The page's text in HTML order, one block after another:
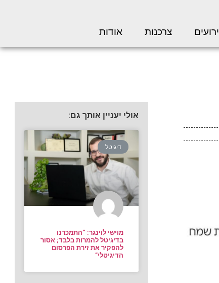
צרכנות אודות
אולי יעניין אותך גם:
דיגיטל
מוישי לוינגר: “התמכרנו
בדיגיטל להמרות בלבד; אסור
להפקיר את זירת הפרסום
הדיגיטלי”